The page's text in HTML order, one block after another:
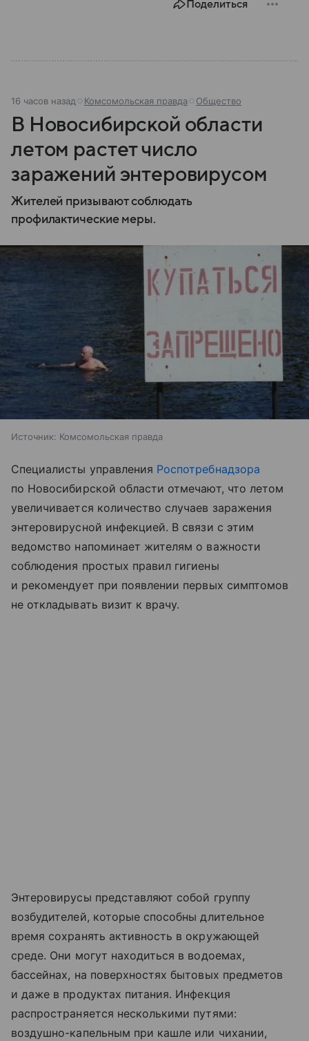
Поделиться
16 часов назад Комсомольская правда Общество
В Новосибирской области
летом растет число
заражений энтеровирусом
Жителей призывают соблюдать
профилактические меры.
Источник: Комсомольская правда
Специалисты управления Роспотребнадзора
по Новосибирской области отмечают, что летом
увеличивается количество случаев заражения
энтеровирусной инфекцией. В связи с этим
ведомство напоминает жителям о важности
соблюдения простых правил гигиены
и рекомендует при появлении первых симптомов
не откладывать визит к врачу.
Энтеровирусы представляют собой группу
возбудителей, которые способны длительное
время сохранять активность в окружающей
среде. Они могут находиться в водоемах,
бассейнах, на поверхностях бытовых предметов
и даже в продуктах питания. Инфекция
распространяется несколькими путями:
воздушно-капельным при кашле или чихании,